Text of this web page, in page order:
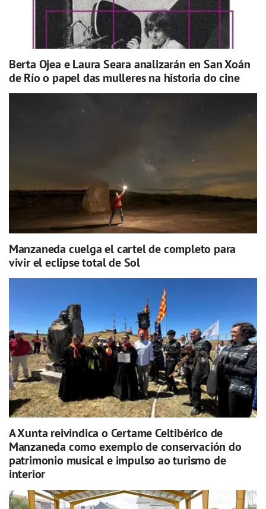
Berta Ojea e Laura Seara analizarán en San Xoán
de Río o papel das mulleres na historia do cine
Manzaneda cuelga el cartel de completo para
vivir el eclipse total de Sol
A Xunta reivindica o Certame Celtibérico de
Manzaneda como exemplo de conservación do
patrimonio musical e impulso ao turismo de
interior